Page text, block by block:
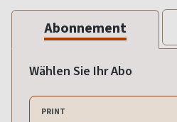
Abonnement
Wählen Sie Ihr Abo
PRINT